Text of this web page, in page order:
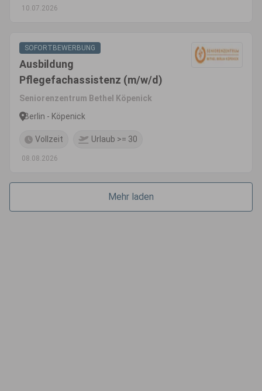
10.07.2026
SOFORTBEWERBUNG
Ausbildung
Pflegefachassistenz (m/w/d)
Seniorenzentrum Bethel Köpenick
Berlin - Köpenick
Vollzeit Urlaub >= 30
08.08.2026
Mehr laden